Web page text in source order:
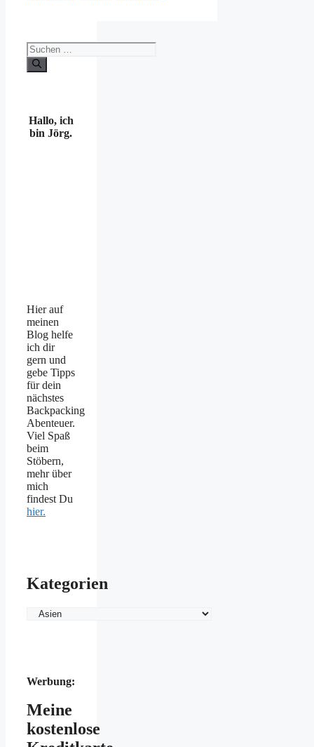
Suchen
nach:
Hallo, ich
bin Jörg.
Hier auf
meinen
Blog helfe
ich dir
gern und
gebe Tipps
für dein
nächstes
Backpacking
Abenteuer.
Viel Spaß
beim
Stöbern,
mehr über
mich
findest Du
hier.
Kategorien
Kategorien
Werbung:
Meine
kostenlose